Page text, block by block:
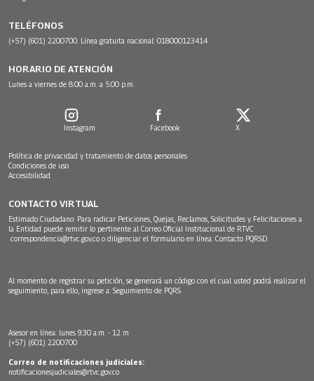
TELÉFONOS
(+57) (601) 2200700. Línea gratuita nacional: 018000123414
HORARIO DE ATENCIÓN
Lunes a viernes de 8:00 a.m. a 5:00 p.m.
Instagram Facebook X
Política de privacidad y tratamiento de datos personales
Condiciones de uso
Accesibilidad
CONTACTO VIRTUAL
Estimado Ciudadano: Para radicar Peticiones, Quejas, Reclamos, Solicitudes y Felicitaciones a
la Entidad puede remitir lo pertinente al Correo Oficial Institucional de RTVC
correspondencia@rtvc.gov.co o diligenciar el formulario en línea: Contacto PQRSD.
Al momento de registrar su petición, se generará un código con el cual usted podrá realizar el
seguimiento, para ello, ingrese a: Seguimiento de PQRS
Asesor en línea: lunes 9:30 a.m. - 12 m
(+57) (601) 2200700
Correo de notificaciones judiciales:
notificacionesjudiciales@rtvc.gov.co